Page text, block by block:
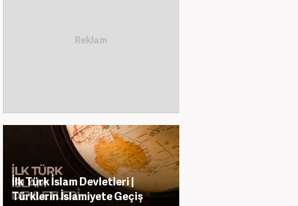
İlk Türk İslam Devletleri |
Türklerin İslamiyete Geçiş